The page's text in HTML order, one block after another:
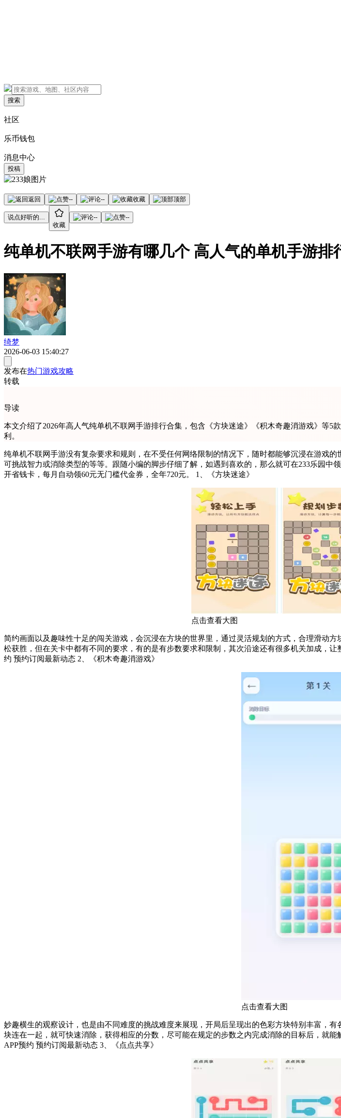
搜索
社区
乐币钱包
消息中心
投稿
返回 -- -- 收藏 顶部
说点好听的...
收藏
-- --
纯单机不联网手游有哪几个 高人气的单机手游排
绮梦
2026-06-03 15:40:27
发布在热门游戏攻略
转载
导读
本文介绍了2026年高人气纯单机不联网手游排行合集，包含《方块迷途》《积木奇趣消游戏》等
利。
纯单机不联网手游没有复杂要求和规则，在不受任何网络限制的情况下，随时都能够沉浸在游戏
可挑战智力或消除类型的等等。跟随小编的脚步仔细了解，如遇到喜欢的，那么就可在233乐园中
开省钱卡，每月自动领60元无门槛代金券，全年720元。 1、《方块迷途》
点击查看大图
简约画面以及趣味性十足的闯关游戏，会沉浸在方块的世界里，通过灵活规划的方式，合理滑动
松获胜，但在关卡中都有不同的要求，有的是有步数要求和限制，其次沿途还有很多机关加成，让整个关卡看起来
约 预约订阅最新动态 2、《积木奇趣消游戏》
点击查看大图
妙趣横生的观察设计，也是由不同难度的挑战难度来展现，开局后呈现出的色彩方块特别丰富，
块连在一起，就可快速消除，获得相应的分数，尽可能在规定的步数之内完成消除的目标后，就能解锁更高难
APP预约 预约订阅最新动态 3、《点点共享》